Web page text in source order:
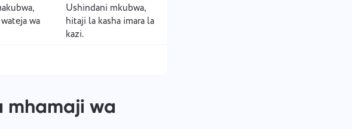
wa
Ushindani mkubwa,
hitaji la kasha imara la
kazi.
mhamaji wa